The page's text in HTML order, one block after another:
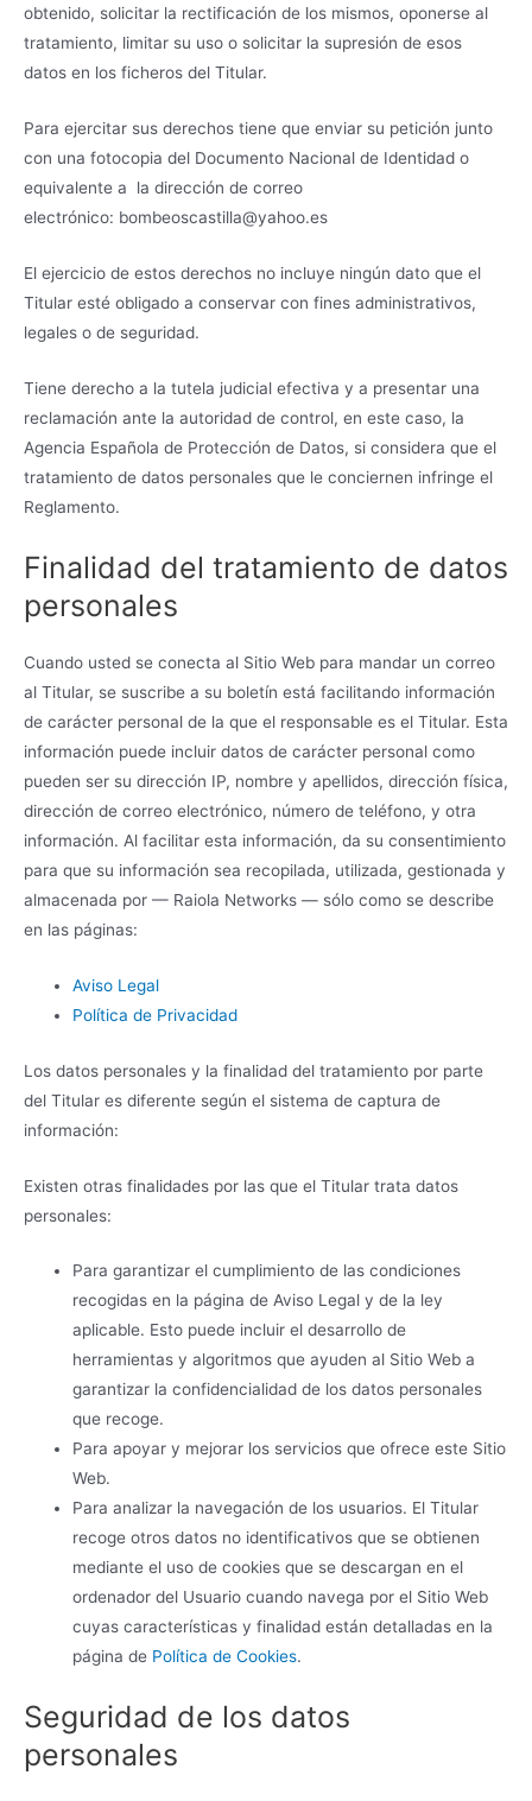
obtenido, solicitar la rectificación de los mismos, oponerse al
tratamiento, limitar su uso o solicitar la supresión de esos
datos en los ficheros del Titular.
Para ejercitar sus derechos tiene que enviar su petición junto
con una fotocopia del Documento Nacional de Identidad o
equivalente a la dirección de correo
electrónico: bombeoscastilla@yahoo.es
El ejercicio de estos derechos no incluye ningún dato que el
Titular esté obligado a conservar con fines administrativos,
legales o de seguridad.
Tiene derecho a la tutela judicial efectiva y a presentar una
reclamación ante la autoridad de control, en este caso, la
Agencia Española de Protección de Datos, si considera que el
tratamiento de datos personales que le conciernen infringe el
Reglamento.
Finalidad del tratamiento de datos
personales
Cuando usted se conecta al Sitio Web para mandar un correo
al Titular, se suscribe a su boletín está facilitando información
de carácter personal de la que el responsable es el Titular. Esta
información puede incluir datos de carácter personal como
pueden ser su dirección IP, nombre y apellidos, dirección física,
dirección de correo electrónico, número de teléfono, y otra
información. Al facilitar esta información, da su consentimiento
para que su información sea recopilada, utilizada, gestionada y
almacenada por — Raiola Networks — sólo como se describe
en las páginas:
Aviso Legal
Política de Privacidad
Los datos personales y la finalidad del tratamiento por parte
del Titular es diferente según el sistema de captura de
información:
Existen otras finalidades por las que el Titular trata datos
personales:
Para garantizar el cumplimiento de las condiciones
recogidas en la página de Aviso Legal y de la ley
aplicable. Esto puede incluir el desarrollo de
herramientas y algoritmos que ayuden al Sitio Web a
garantizar la confidencialidad de los datos personales
que recoge.
Para apoyar y mejorar los servicios que ofrece este Sitio
Web.
Para analizar la navegación de los usuarios. El Titular
recoge otros datos no identificativos que se obtienen
mediante el uso de cookies que se descargan en el
ordenador del Usuario cuando navega por el Sitio Web
cuyas características y finalidad están detalladas en la
página de Política de Cookies.
Seguridad de los datos
personales